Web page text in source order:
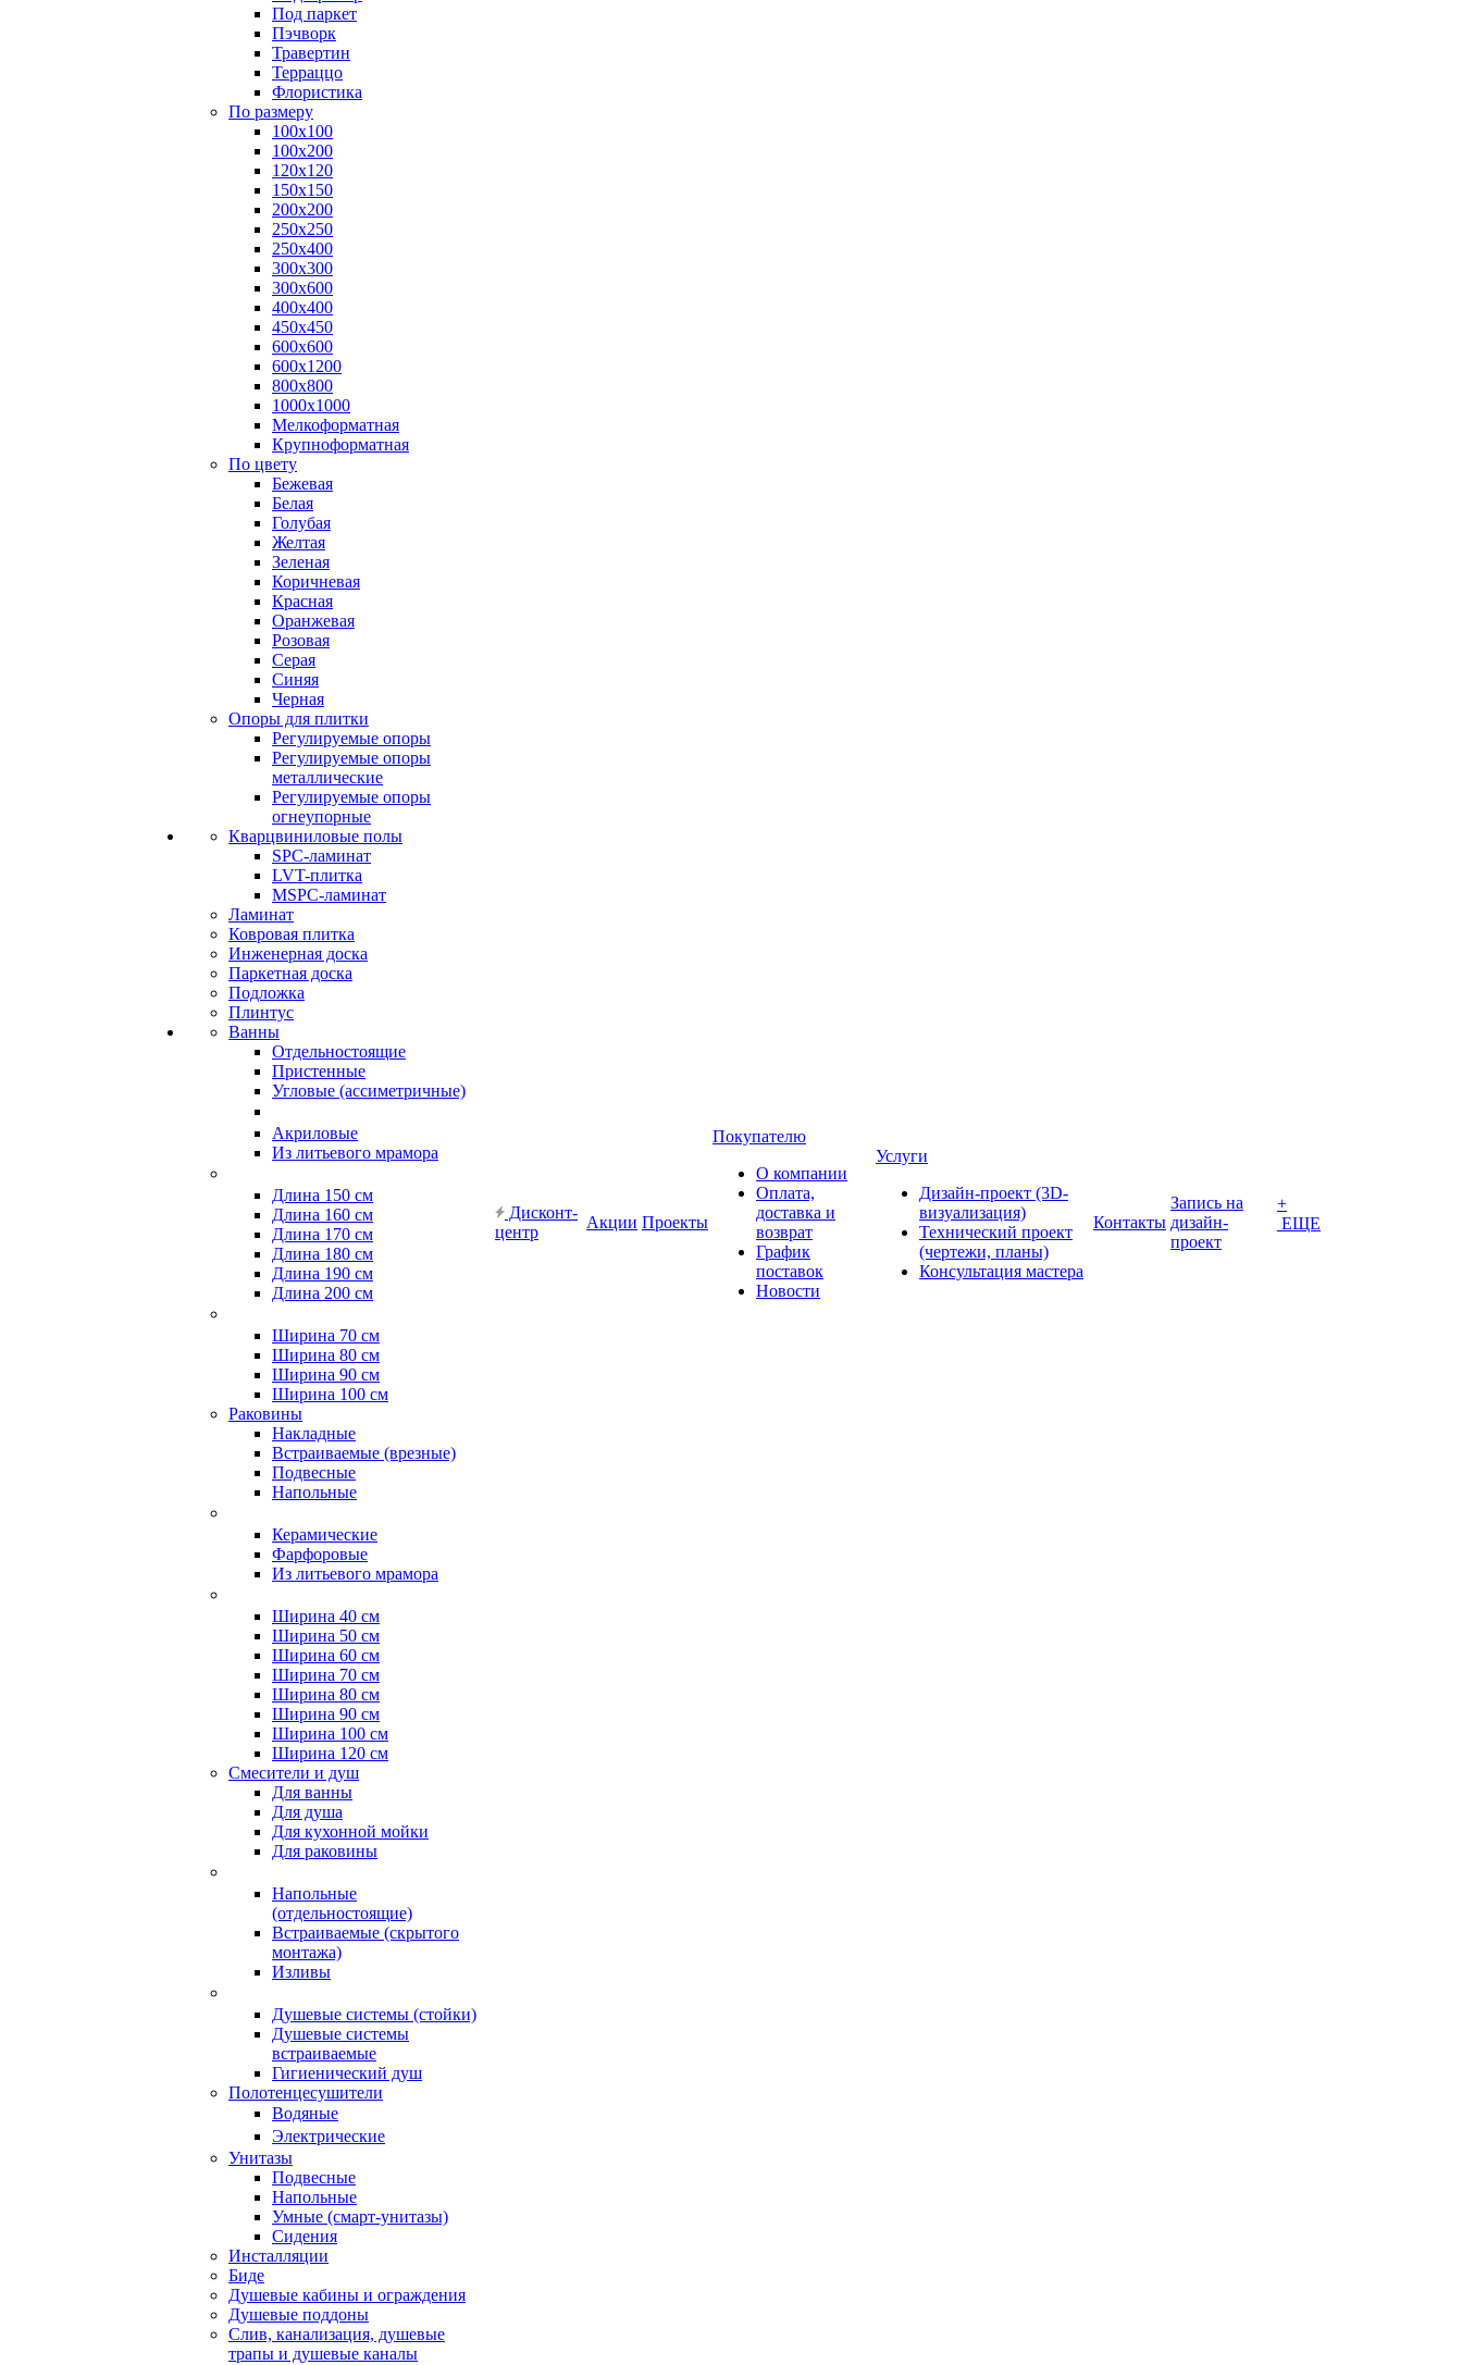
Под паркет
Пэчворк
Травертин
Терраццо
Флористика
По размеру
100х100
100х200
120х120
150х150
200х200
250х250
250х400
300х300
300х600
400х400
450х450
600х600
600х1200
800х800
1000х1000
Мелкоформатная
Крупноформатная
По цвету
Бежевая
Белая
Голубая
Желтая
Зеленая
Коричневая
Красная
Оранжевая
Розовая
Серая
Синяя
Черная
Опоры для плитки
Регулируемые опоры
Регулируемые опоры
металлические
Регулируемые опоры
огнеупорные
Кварцвиниловые полы
SPC-ламинат
LVT-плитка
MSPC-ламинат
Ламинат
Ковровая плитка
Инженерная доска
Паркетная доска
Подложка
Плинтус
Ванны
Отдельностоящие
Пристенные
Угловые (ассиметричные)
Акриловые
Из литьевого мрамора
Длина 150 см
Длина 160 см
Длина 170 см
Длина 180 см
Длина 190 см
Длина 200 см
Ширина 70 см
Ширина 80 см
Ширина 90 см
Ширина 100 см
Раковины
Накладные
Встраиваемые (врезные)
Подвесные
Напольные
Керамические
Фарфоровые
Из литьевого мрамора
Ширина 40 см
Ширина 50 см
Ширина 60 см
Ширина 70 см
Ширина 80 см
Ширина 90 см
Ширина 100 см
Ширина 120 см
Смесители и душ
Для ванны
Для душа
Для кухонной мойки
Для раковины
Напольные
(отдельностоящие)
Встраиваемые (скрытого
монтажа)
Изливы
Душевые системы (стойки)
Душевые системы
встраиваемые
Гигиенический душ
Полотенцесушители
ㅤВодяные
ㅤЭлектрические
Унитазы
Подвесные
Напольные
Умные (смарт-унитазы)
Сидения
Инсталляции
Биде
Душевые кабины и ограждения
Душевые поддоны
Слив, канализация, душевые
трапы и душевые каналы
Дисконт-
центр
Акции Проекты
Покупателю
О компании
Оплата,
доставка и
возврат
График
поставок
Новости
Услуги
Дизайн-проект (3D-
визуализация)
Технический проект
(чертежи, планы)
Консультация мастера
Контакты
Запись на
дизайн-
проект
+
ЕЩЕ